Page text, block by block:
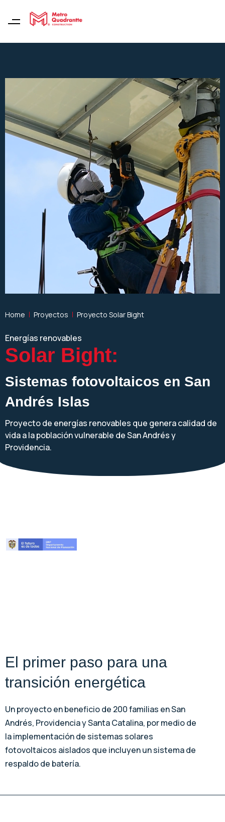
Home Proyectos Proyecto Solar Bight
Energías renovables
Solar Bight:
Sistemas fotovoltaicos en San
Andrés Islas
Proyecto de energías renovables que genera calidad de
vida a la población vulnerable de San Andrés y
Providencia.
El primer paso para una
transición energética
Un proyecto en beneficio de 200 familias en San
Andrés, Providencia y Santa Catalina, por medio de
la implementación de sistemas solares
fotovoltaicos aislados que incluyen un sistema de
respaldo de batería.